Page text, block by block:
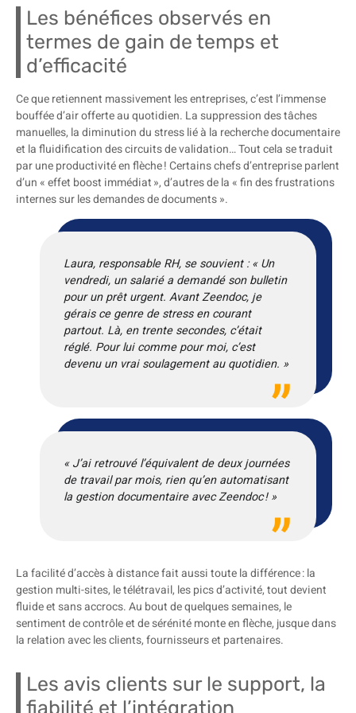
Les bénéfices observés en
termes de gain de temps et
d’efficacité
Ce que retiennent massivement les entreprises, c’est l’immense
bouffée d’air offerte au quotidien. La suppression des tâches
manuelles, la diminution du stress lié à la recherche documentaire
et la fluidification des circuits de validation… Tout cela se traduit
par une productivité en flèche ! Certains chefs d’entreprise parlent
d’un « effet boost immédiat », d’autres de la « fin des frustrations
internes sur les demandes de documents ».
Laura, responsable RH, se souvient : « Un
vendredi, un salarié a demandé son bulletin
pour un prêt urgent. Avant Zeendoc, je
gérais ce genre de stress en courant
partout. Là, en trente secondes, c’était
réglé. Pour lui comme pour moi, c’est
devenu un vrai soulagement au quotidien. »
« J’ai retrouvé l’équivalent de deux journées
de travail par mois, rien qu’en automatisant
la gestion documentaire avec Zeendoc ! »
La facilité d’accès à distance fait aussi toute la différence : la
gestion multi-sites, le télétravail, les pics d’activité, tout devient
fluide et sans accrocs. Au bout de quelques semaines, le
sentiment de contrôle et de sérénité monte en flèche, jusque dans
la relation avec les clients, fournisseurs et partenaires.
Les avis clients sur le support, la
fiabilité et l’intégration